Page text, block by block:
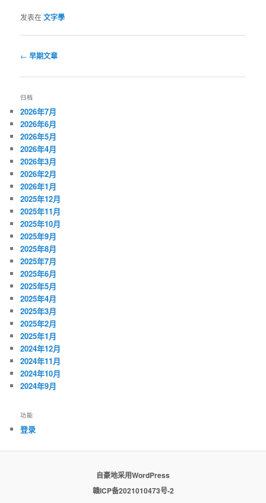
发表在文字學
文
导
航
← 早期文章
归档
2026年7月
2026年6月
2026年5月
2026年4月
2026年3月
2026年2月
2026年1月
2025年12月
2025年11月
2025年10月
2025年9月
2025年8月
2025年7月
2025年6月
2025年5月
2025年4月
2025年3月
2025年2月
2025年1月
2024年12月
2024年11月
2024年10月
2024年9月
功能
登录
自豪地采用WordPress
赣ICP备2021010473号-2